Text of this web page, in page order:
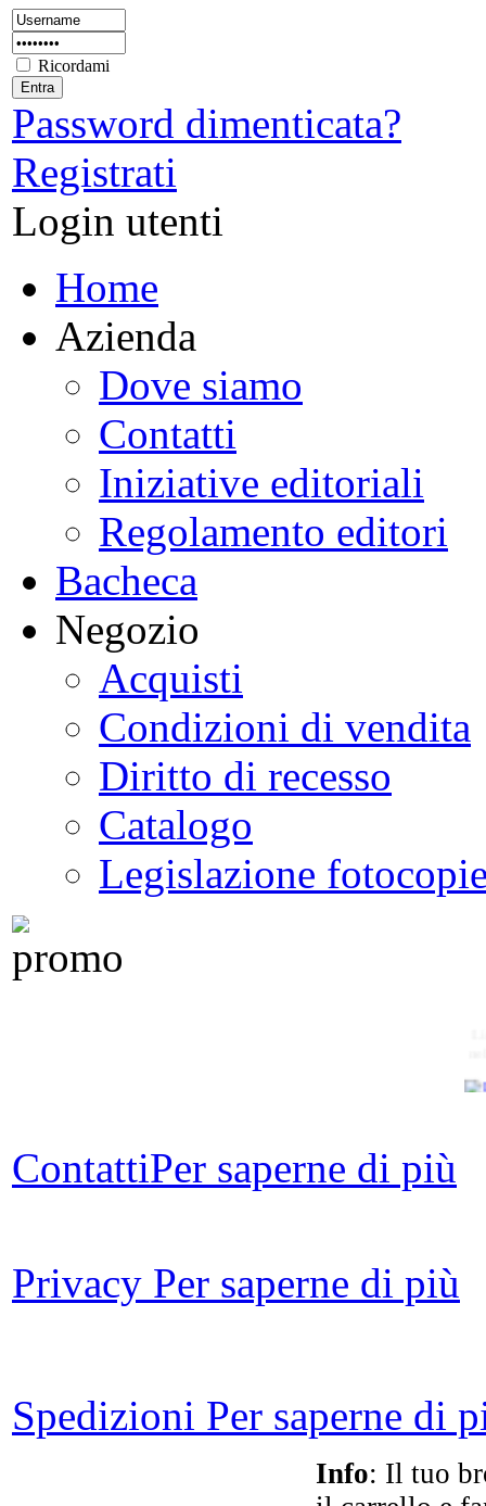
Ricordami
Password dimenticata?
Registrati
Login utenti
Home
Azienda
Dove siamo
Contatti
Iniziative editoriali
Regolamento editori
Bacheca
Negozio
Acquisti
Condizioni di vendita
Diritto di recesso
Catalogo
Legislazione
ContattiPer saperne di più
Privacy Per saperne di più
Spedizioni Per saperne di
Info: Il tuo